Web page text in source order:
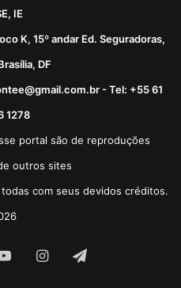
IE
K, 15º andar Ed. Seguradoras,
DF
- Tel: +55 61
1278
portal são de reproduções
outros sites
com seus devidos créditos.
YouTubeInstagram